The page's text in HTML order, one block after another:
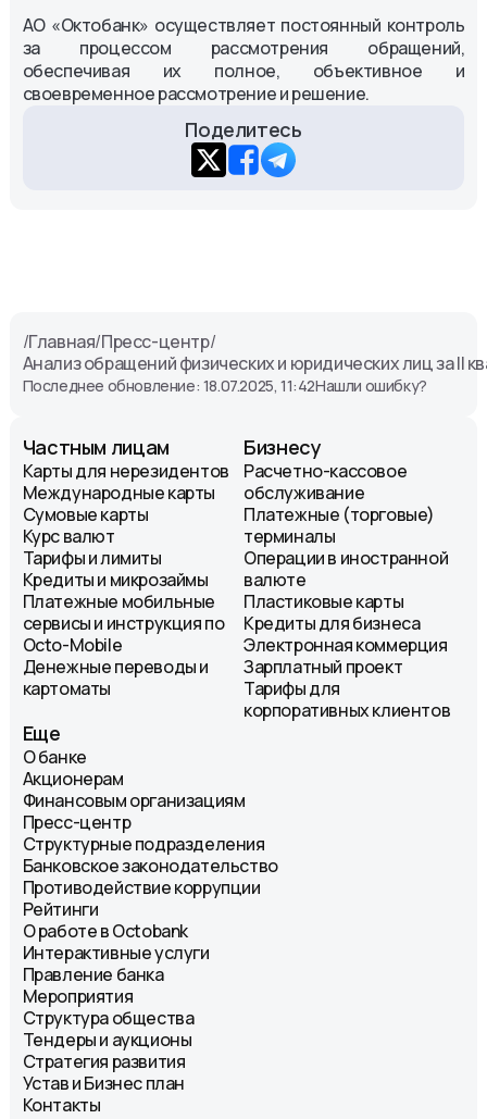
АО «Октобанк» осуществляет постоянный контроль
за процессом рассмотрения обращений,
обеспечивая их полное, объективное и
своевременное рассмотрение и решение.
Поделитесь
/Главная/Пресс-центр/
Анализ обращений физических и юридических лиц за II
Последнее обновление: 18.07.2025, 11:42Нашли ошибку?
Частным лицам
Карты для нерезидентов
Международные карты
Сумовые карты
Курс валют
Тарифы и лимиты
Кредиты и микрозаймы
Платежные мобильные
сервисы и инструкция по
Octo-Mobile
Денежные переводы и
картоматы
Бизнесу
Расчетно-кассовое
обслуживание
Платежные (торговые)
терминалы
Операции в иностранной
валюте
Пластиковые карты
Кредиты для бизнеса
Электронная коммерция
Зарплатный проект
Тарифы для
корпоративных клиентов
Еще
О банке
Акционерам
Финансовым организациям
Пресс-центр
Структурные подразделения
Банковское законодательство
Противодействие коррупции
Рейтинги
О работе в Octobank
Интерактивные услуги
Правление банка
Мероприятия
Структура общества
Тендеры и аукционы
Стратегия развития
Устав и Бизнес план
Контакты